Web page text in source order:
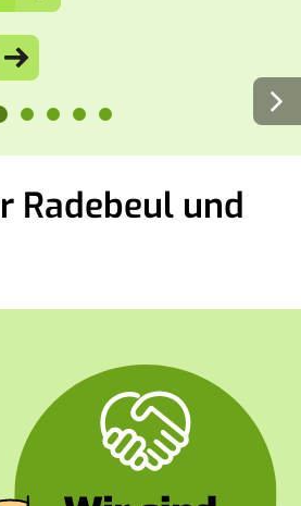
Radebeul und